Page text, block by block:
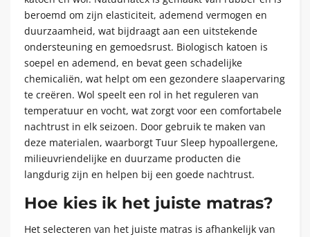
beroemd om zijn elasticiteit, ademend vermogen en
duurzaamheid, wat bijdraagt aan een uitstekende
ondersteuning en gemoedsrust. Biologisch katoen is
soepel en ademend, en bevat geen schadelijke
chemicaliën, wat helpt om een gezondere slaapervaring
te creëren. Wol speelt een rol in het reguleren van
temperatuur en vocht, wat zorgt voor een comfortabele
nachtrust in elk seizoen. Door gebruik te maken van
deze materialen, waarborgt Tuur Sleep hypoallergene,
milieuvriendelijke en duurzame producten die
langdurig zijn en helpen bij een goede nachtrust.
Hoe kies ik het juiste matras?
Het selecteren van het juiste matras is afhankelijk van